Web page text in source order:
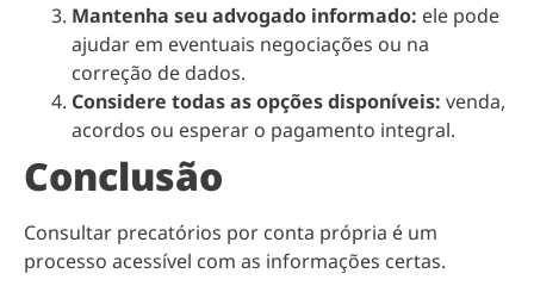
Mantenha seu advogado informado: ele pode
ajudar em eventuais negociações ou na
correção de dados.
Considere todas as opções disponíveis: venda,
acordos ou esperar o pagamento integral.
Conclusão
Consultar precatórios por conta própria é um
processo acessível com as informações certas.